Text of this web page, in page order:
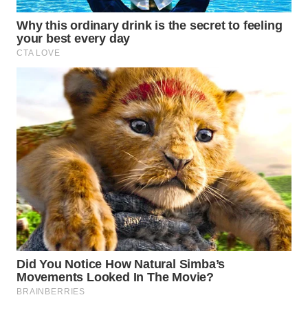
Group
WAHANA
NEWS
WAHANA
WAHANA
ADVOKAT
WAHANA
INFRASTRUKTUR
WAHANA
KONSUMEN
WAHANA